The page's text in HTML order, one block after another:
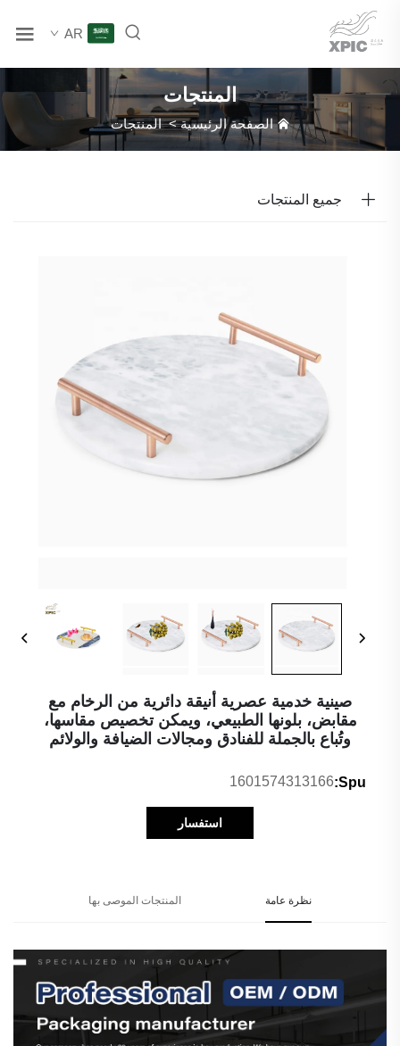
AR
المنتجات
الصفحة الرئيسية>المنتجات
جميع المنتجات
صينية خدمية عصرية أنيقة دائرية من الرخام مع
مقابض، بلونها الطبيعي، ويمكن تخصيص مقاسها،
وتُباع بالجملة للفنادق ومجالات الضيافة والولائم
Spu:
1601574313166
استفسار
نظرة عامة المنتجات الموصى بها